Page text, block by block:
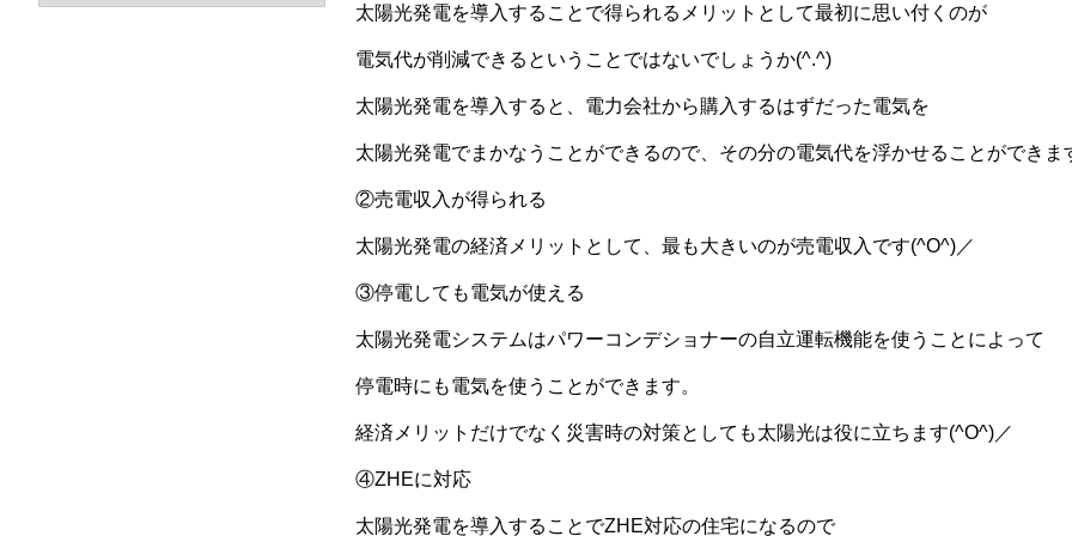
太陽光発電を導入することで得られるメリットとして最初に思い付くのが
電気代が削減できるということではないでしょうか(^.^)
太陽光発電を導入すると、電力会社から購入するはずだった電気を
太陽光発電でまかなうことができるので、その分の電気代を浮かせることができま
②売電収入が得られる
太陽光発電の経済メリットとして、最も大きいのが売電収入です(^O^)／
③停電しても電気が使える
太陽光発電システムはパワーコンデショナーの自立運転機能を使うことによって
停電時にも電気を使うことができます。
経済メリットだけでなく災害時の対策としても太陽光は役に立ちます(^O^)／
④ZHEに対応
太陽光発電を導入することでZHE対応の住宅になるので